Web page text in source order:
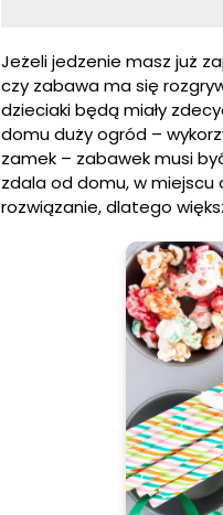
Jeżeli jedzenie masz już
czy zabawa ma się
dzieciaki będą miały
domu duży ogród –
zamek – zabawek musi
zdala od domu, w
rozwiązanie, dlatego